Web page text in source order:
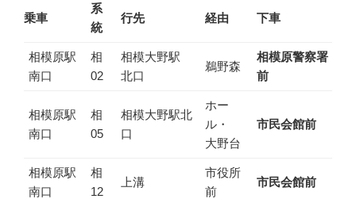
乗車
系
統
行先 経由 下車
相模原駅
南口
相
02
相模大野駅
北口
鵜野森
相模原警察署
前
相模原駅
南口
相
05
相模大野駅北
口
ホー
ル・
大野台
市民会館前
相模原駅
南口
相
12
上溝
市役所
前
市民会館前